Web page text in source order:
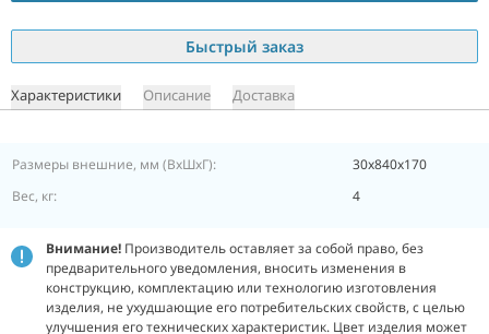
Быстрый заказ
Характеристики Описание Доставка
Размеры внешние, мм (ВхШхГ):
30x840x170
Вес, кг:
4
Внимание! Производитель оставляет за собой право, без
предварительного уведомления, вносить изменения в
конструкцию, комплектацию или технологию изготовления
изделия, не ухудшающие его потребительских свойств, с целью
улучшения его технических характеристик. Цвет изделия может